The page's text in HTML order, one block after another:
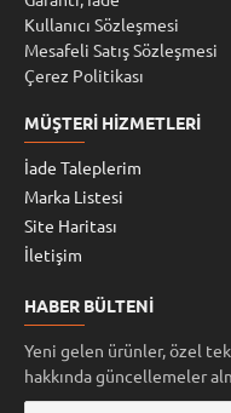
Kullanıcı Sözleşmesi
Mesafeli Satış Sözleşmesi
Çerez Politikası
MÜŞTERI HIZMETLERI
İade Taleplerim
Marka Listesi
Site Haritası
İletişim
HABER BÜLTENI
Yeni gelen ürünler, özel
hakkında güncellemeler